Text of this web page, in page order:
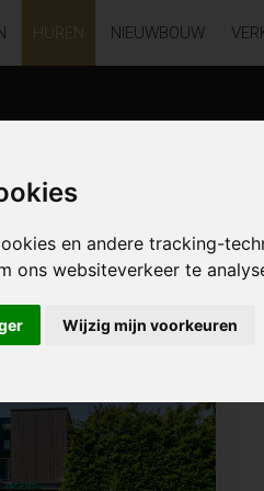
en andere tracking-
ons websiteverkeer te
Wijzig mijn voorkeuren
HUREN NIEUWBOUW
1 in Heusden